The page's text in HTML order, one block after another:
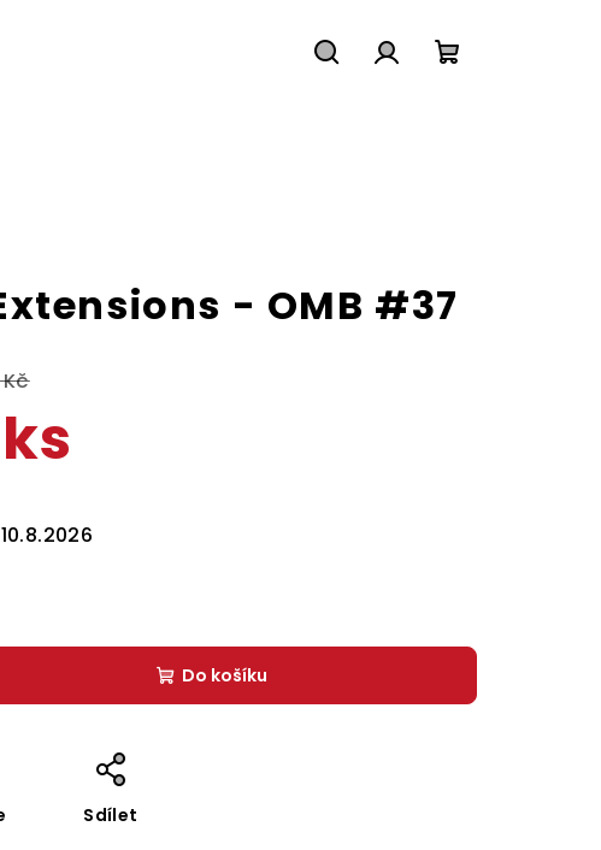
- OMB #37
10.8.2026
Do košíku
Sdílet